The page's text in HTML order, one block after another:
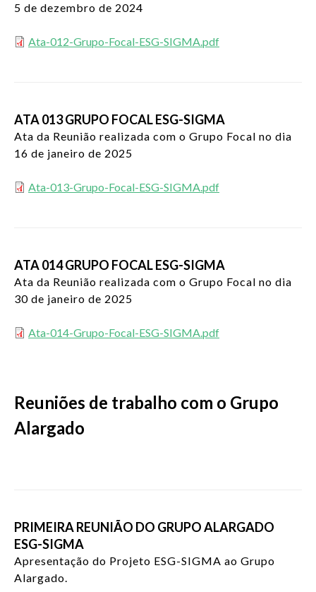
5 de dezembro de 2024
Ata-012-Grupo-Focal-ESG-SIGMA.pdf
ATA 013 GRUPO FOCAL ESG-SIGMA
Ata da Reunião realizada com o Grupo Focal no dia
16 de janeiro de 2025
Ata-013-Grupo-Focal-ESG-SIGMA.pdf
ATA 014 GRUPO FOCAL ESG-SIGMA
Ata da Reunião realizada com o Grupo Focal no dia
30 de janeiro de 2025
Ata-014-Grupo-Focal-ESG-SIGMA.pdf
Reuniões de trabalho com o Grupo
Alargado
PRIMEIRA REUNIÃO DO GRUPO ALARGADO
ESG-SIGMA
Apresentação do Projeto ESG-SIGMA ao Grupo
Alargado.